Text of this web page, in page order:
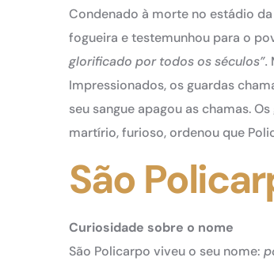
Condenado à morte no estádio
fogueira e testemunhou para o
glorificado por todos os séculos”.
Impressionados, os guardas
seu sangue apagou as chamas.
martírio, furioso, ordenou que
São
Curiosidade sobre o nome
São Policarpo viveu o seu nome: